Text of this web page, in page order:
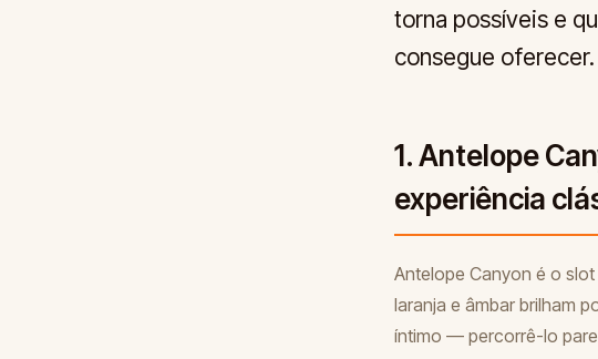
torna possíveis e
consegue oferecer.
1. Antelope
experiência
Antelope Canyon é o
laranja e âmbar brilham
íntimo — percorrê-lo